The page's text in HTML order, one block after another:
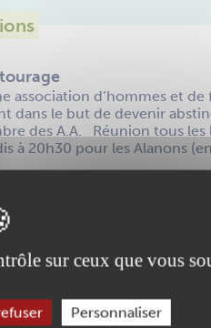
association d’hommes et
dans le but de devenir
des A.A. Réunion tous
à 20h30 pour les Alanons
sur ceux que vous
Personnaliser